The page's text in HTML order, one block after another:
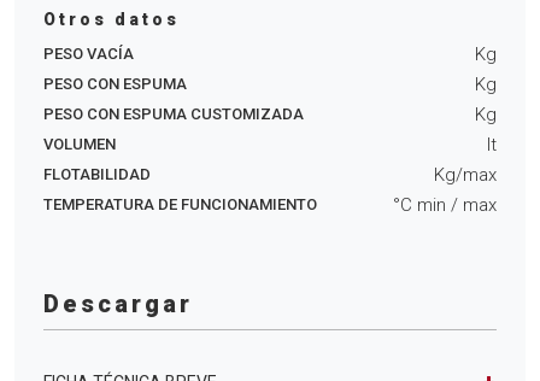
Otros datos
PESO VACÍA Kg
PESO CON ESPUMA Kg
PESO CON ESPUMA CUSTOMIZADA Kg
VOLUMEN lt
FLOTABILIDAD Kg/max
TEMPERATURA DE FUNCIONAMIENTO °C min / max
Descargar